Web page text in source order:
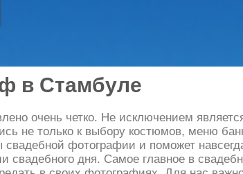
в Стамбуле
очень четко. Не исключением
не только к выбору костюмов, меню
фотографии и поможет
свадебного дня. Самое главное в